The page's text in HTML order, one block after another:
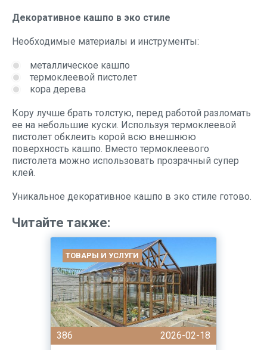
Декоративное кашпо в эко стиле
Необходимые материалы и инструменты:
металлическое кашпо
термоклеевой пистолет
кора дерева
Кору лучше брать толстую, перед работой разломать
ее на небольшие куски. Используя термоклеевой
пистолет обклеить корой всю внешнюю
поверхность кашпо. Вместо термоклеевого
пистолета можно использовать прозрачный супер
клей.
Уникальное декоративное кашпо в эко стиле готово.
Читайте также:
ТОВАРЫ И УСЛУГИ
386
2026-02-18